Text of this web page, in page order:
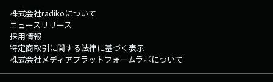
株式会社radikoについて
ニュースリリース
採用情報
特定商取引に関する法律に基づく表示
株式会社メディアプラットフォームラボについて